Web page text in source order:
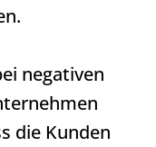
negativen
die Kunden